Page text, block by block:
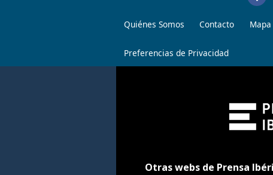
Quiénes Somos Contacto
Preferencias de Privacidad
Otras webs de Prensa